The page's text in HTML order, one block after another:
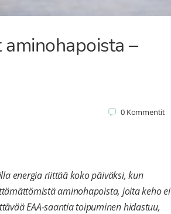
–
0 Kommentit
energia riittää koko päiväksi, kun
aminohapoista, joita keho ei
EAA-saantia toipuminen hidastuu,